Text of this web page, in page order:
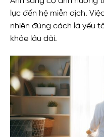
lực đến hệ miễn dịch.
nhiên đúng cách là yếu
khỏe lâu dài.